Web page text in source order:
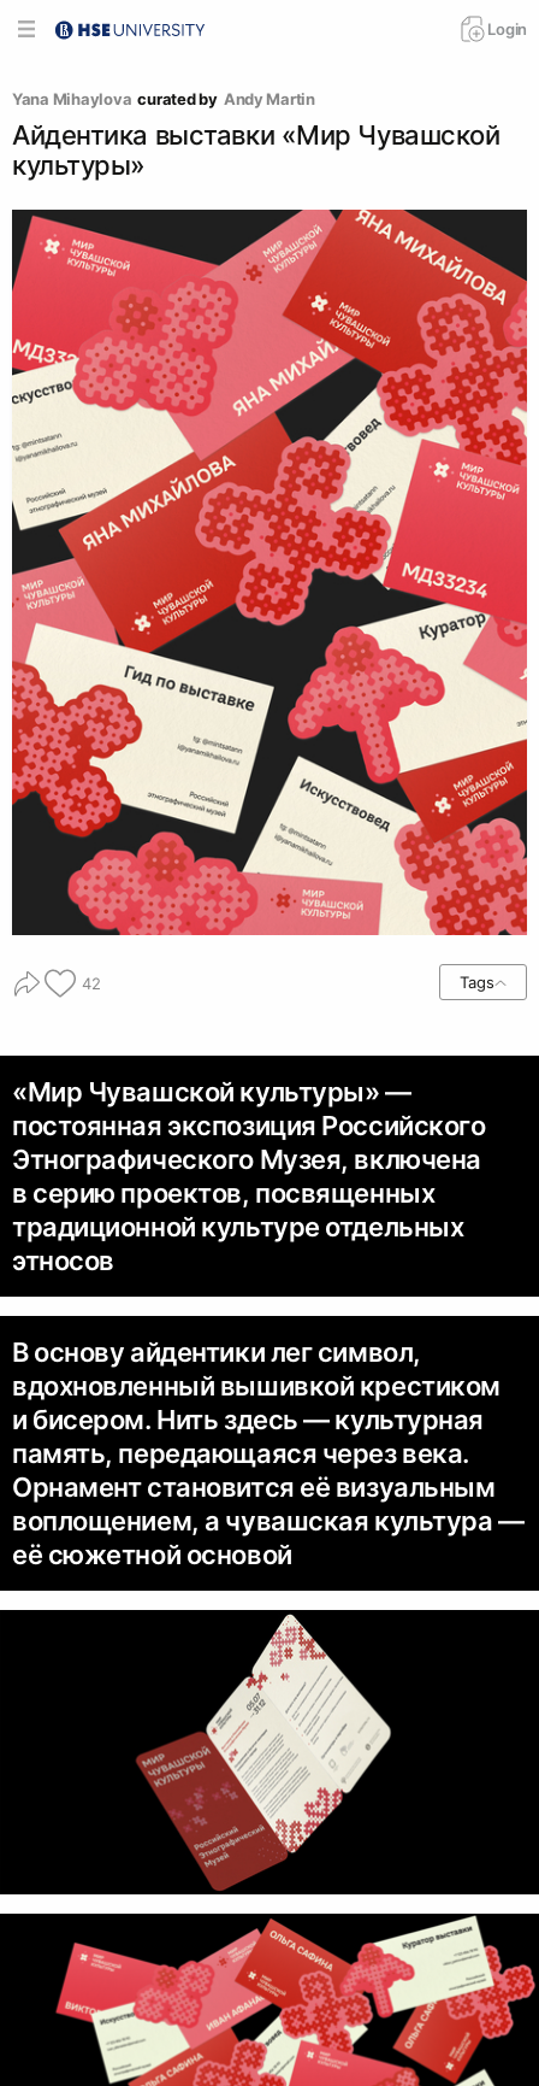
Login
Yana Mihaylova curated by Andy Martin
Айдентика выставки «Мир Чувашской
культуры»
42 Tags
«Мир Чувашской культуры» —
постоянная экспозиция Российского
Этнографического Музея, включена
в серию проектов, посвященных
традиционной культуре отдельных
этносов
В основу айдентики лег символ,
вдохновленный вышивкой крестиком
и бисером. Нить здесь — культурная
память, передающаяся через века.
Орнамент становится её визуальным
воплощением, а чувашская культура —
её сюжетной основой